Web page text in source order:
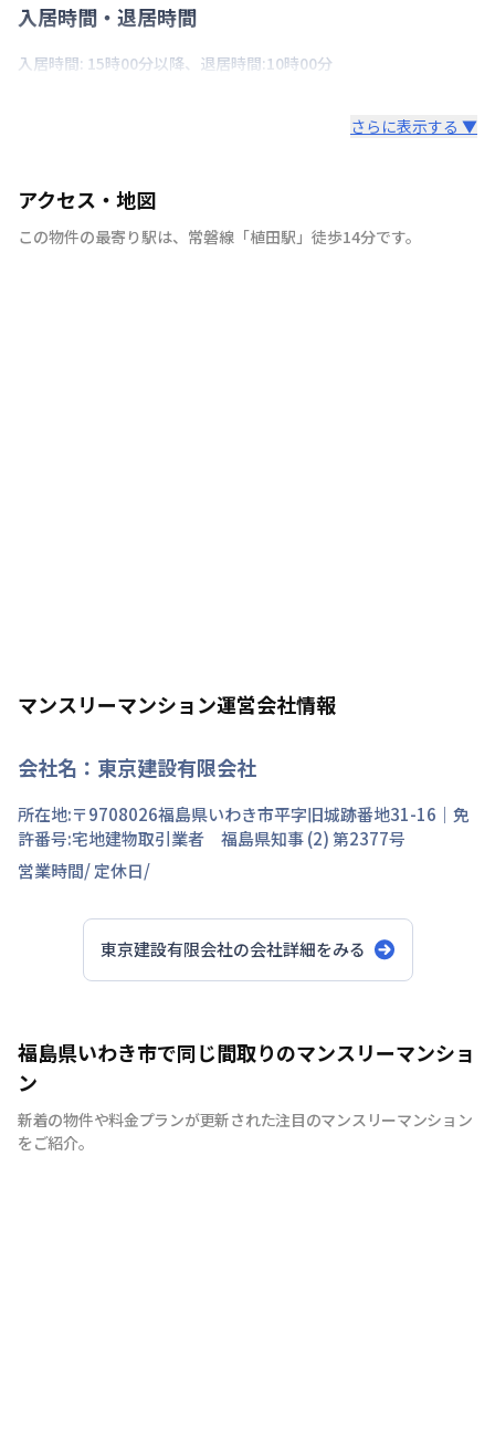
入居時間・退居時間
入居時間: 15時00分以降、退居時間:10時00分
さらに表示する ▼
アクセス・地図
この物件の最寄り駅は、 常磐線 「植田駅 」 徒歩14分です。
マンスリーマンション運営会社情報
会社名： 東京建設有限会社
所在地:〒9708026福島県いわき市平字旧城跡番地31-16 ｜免
許番号:宅地建物取引業者 福島県知事 (2) 第2377号
営業時間/定休日/
東京建設有限会社の会社詳細をみる
福島県いわき市で同じ間取りのマンスリーマンショ
ン
新着の物件や料金プランが更新された注目のマンスリーマンション
をご紹介。